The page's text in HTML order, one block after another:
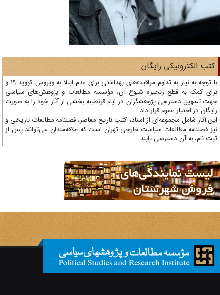
الکترونیکی رایگان
با توجه به نیاز به تداوم مراقبت‌های بهداشتی برای عدم ابتلا به ویروس کووید 19 و
کمک به قطع زنجیره شیوع آن، مؤسسه مطالعات و پژوهش‌های سیاسی
تسهیل دسترسی پژوهشگران در ایام قرنطینه بخشی از آثار خود را به صورت
در اختیار عموم قرار داد.
آثار شامل مجموعه‌ای از اسناد، کتب تاریخ معاصر، فصلنامه‌ مطالعات تاریخی و
فصلنامه مطالعات سیاست خارجی تهران است که علاقه‌مندان می‌توانند پس از
نام، به آن دسترسی یابند.